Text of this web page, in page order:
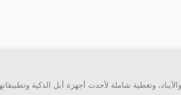
وتغطية شاملة لأحدث أجهزة أبل الذكية